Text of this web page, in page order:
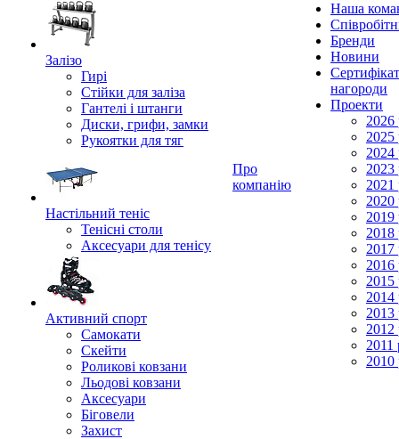
Залізо
Гирі
Стійки для заліза
Гантелі і штанги
Диски, грифи, замки
Рукоятки для тяг
Настільний теніс
Тенісні столи
Аксесуари для тенісу
Активний спорт
Самокати
Скейти
Роликові ковзани
Льодові ковзани
Аксесуари
Біговели
Захист
Про
компанію
Наша
Бренди
Новини
нагороди
Проекти
2026
2025
2024
2023
2021
2020
2019
2018
2017
2016
2015
2014
2013
2012
2011
2010